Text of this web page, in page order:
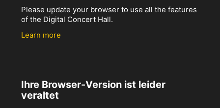
Please update your browser to use all the features
of the Digital Concert Hall.
Learn more
Ihre Browser-Version ist leider
veraltet